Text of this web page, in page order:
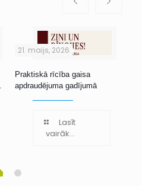
21. maijs, 2026
Praktiskā rīcība gaisa
apdraudējuma gadījumā
Lasīt
vairāk...